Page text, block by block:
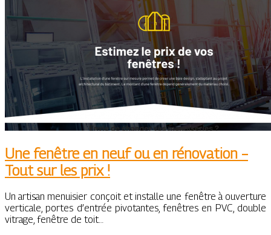
Une fenêtre en neuf ou en rénovation –
Tout sur les prix !
Un artisan menuisier conçoit et installe une fenêtre à ouverture
verticale, portes d’entrée pivotantes, fenêtres en PVC, double
vitrage, fenêtre de toit…